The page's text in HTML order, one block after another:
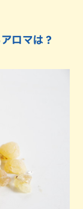
ロマは？